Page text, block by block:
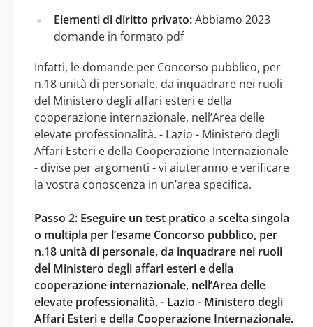
Elementi di diritto privato:Abbiamo 2023
domande in formato pdf
Infatti, le domande per Concorso pubblico, per
n.18 unità di personale, da inquadrare nei ruoli
del Ministero degli affari esteri e della
cooperazione internazionale, nell’Area delle
elevate professionalità. - Lazio - Ministero degli
Affari Esteri e della Cooperazione Internazionale
- divise per argomenti - vi aiuteranno e verificare
la vostra conoscenza in un’area specifica.
Passo 2: Eseguire un test pratico a scelta singola
o multipla per l’esame Concorso pubblico, per
n.18 unità di personale, da inquadrare nei ruoli
del Ministero degli affari esteri e della
cooperazione internazionale, nell’Area delle
elevate professionalità. - Lazio - Ministero degli
Affari Esteri e della Cooperazione Internazionale.